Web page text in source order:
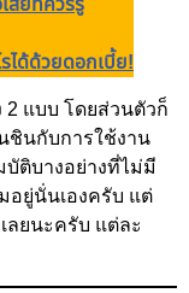
สียที่ควรรู้
ได้ด้วยดอกเบี้ย!
2 แบบ โดยส่วนตัวก็
ชินกับการใช้งาน
ติบางอย่างที่ไม่มี
อยู่นั่นเองครับ แต่
ลยนะครับ แต่ละ